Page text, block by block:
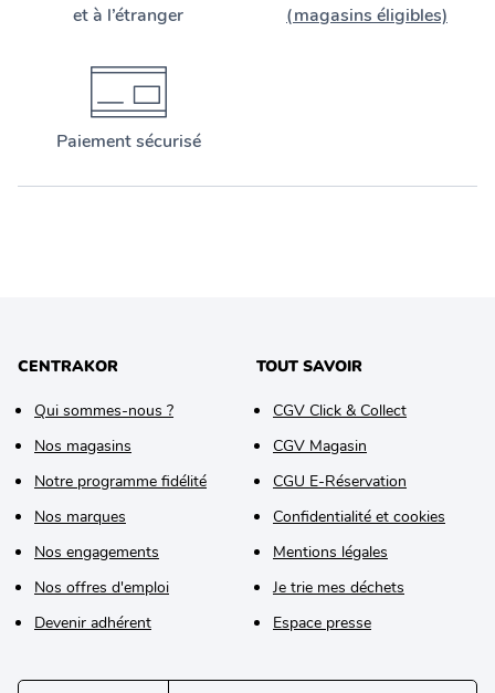
et à l’étranger
(magasins éligibles)
Paiement sécurisé
CENTRAKOR
Qui sommes-nous ?
Nos magasins
Notre programme fidélité
Nos marques
Nos engagements
Nos offres d'emploi
Devenir adhérent
TOUT SAVOIR
CGV Click & Collect
CGV Magasin
CGU E-Réservation
Confidentialité et cookies
Mentions légales
Je trie mes déchets
Espace presse